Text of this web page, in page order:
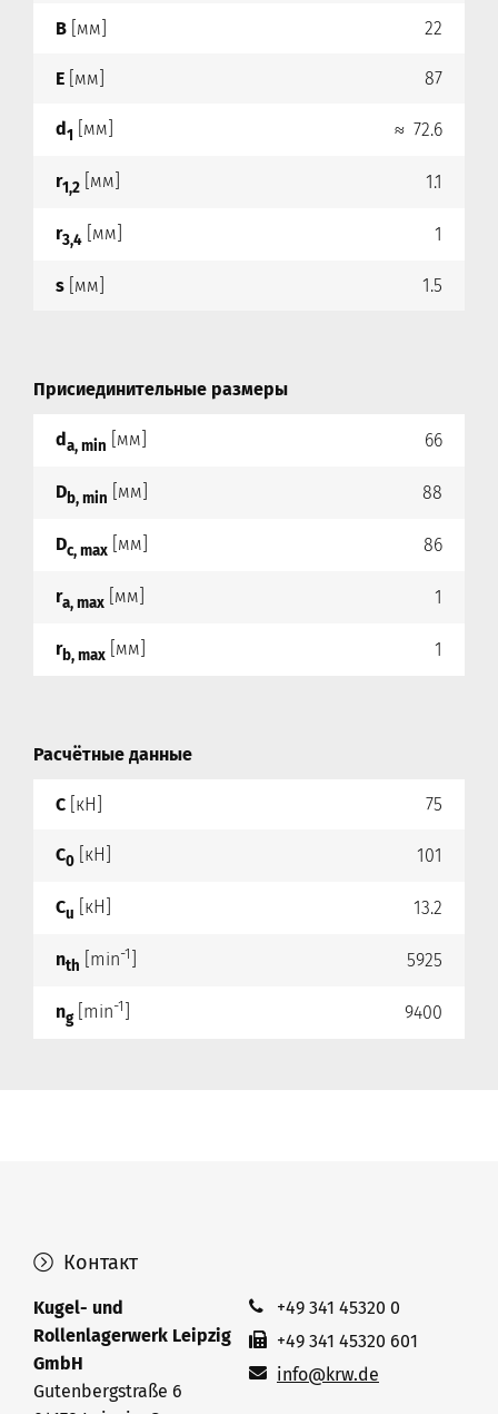
B [мм] 22
E [мм] 87
d1 [мм] ≈ 72.6
r1,2 [мм] 1.1
r3,4 [мм] 1
s [мм] 1.5
Присиединительные размеры
da, min [мм] 66
Db, min [мм] 88
Dc, max [мм] 86
ra, max [мм] 1
rb, max [мм] 1
Расчётные данные
C [кН] 75
C0 [кН] 101
Cu [кН] 13.2
nth [min-1 5925
ng[min-1 9400
Контакт
Kugel- und
Rollenlagerwerk Leipzig
GmbH
Gutenbergstraße 6
+49 341 45320 0
+49 341 45320 601
info@krw.de